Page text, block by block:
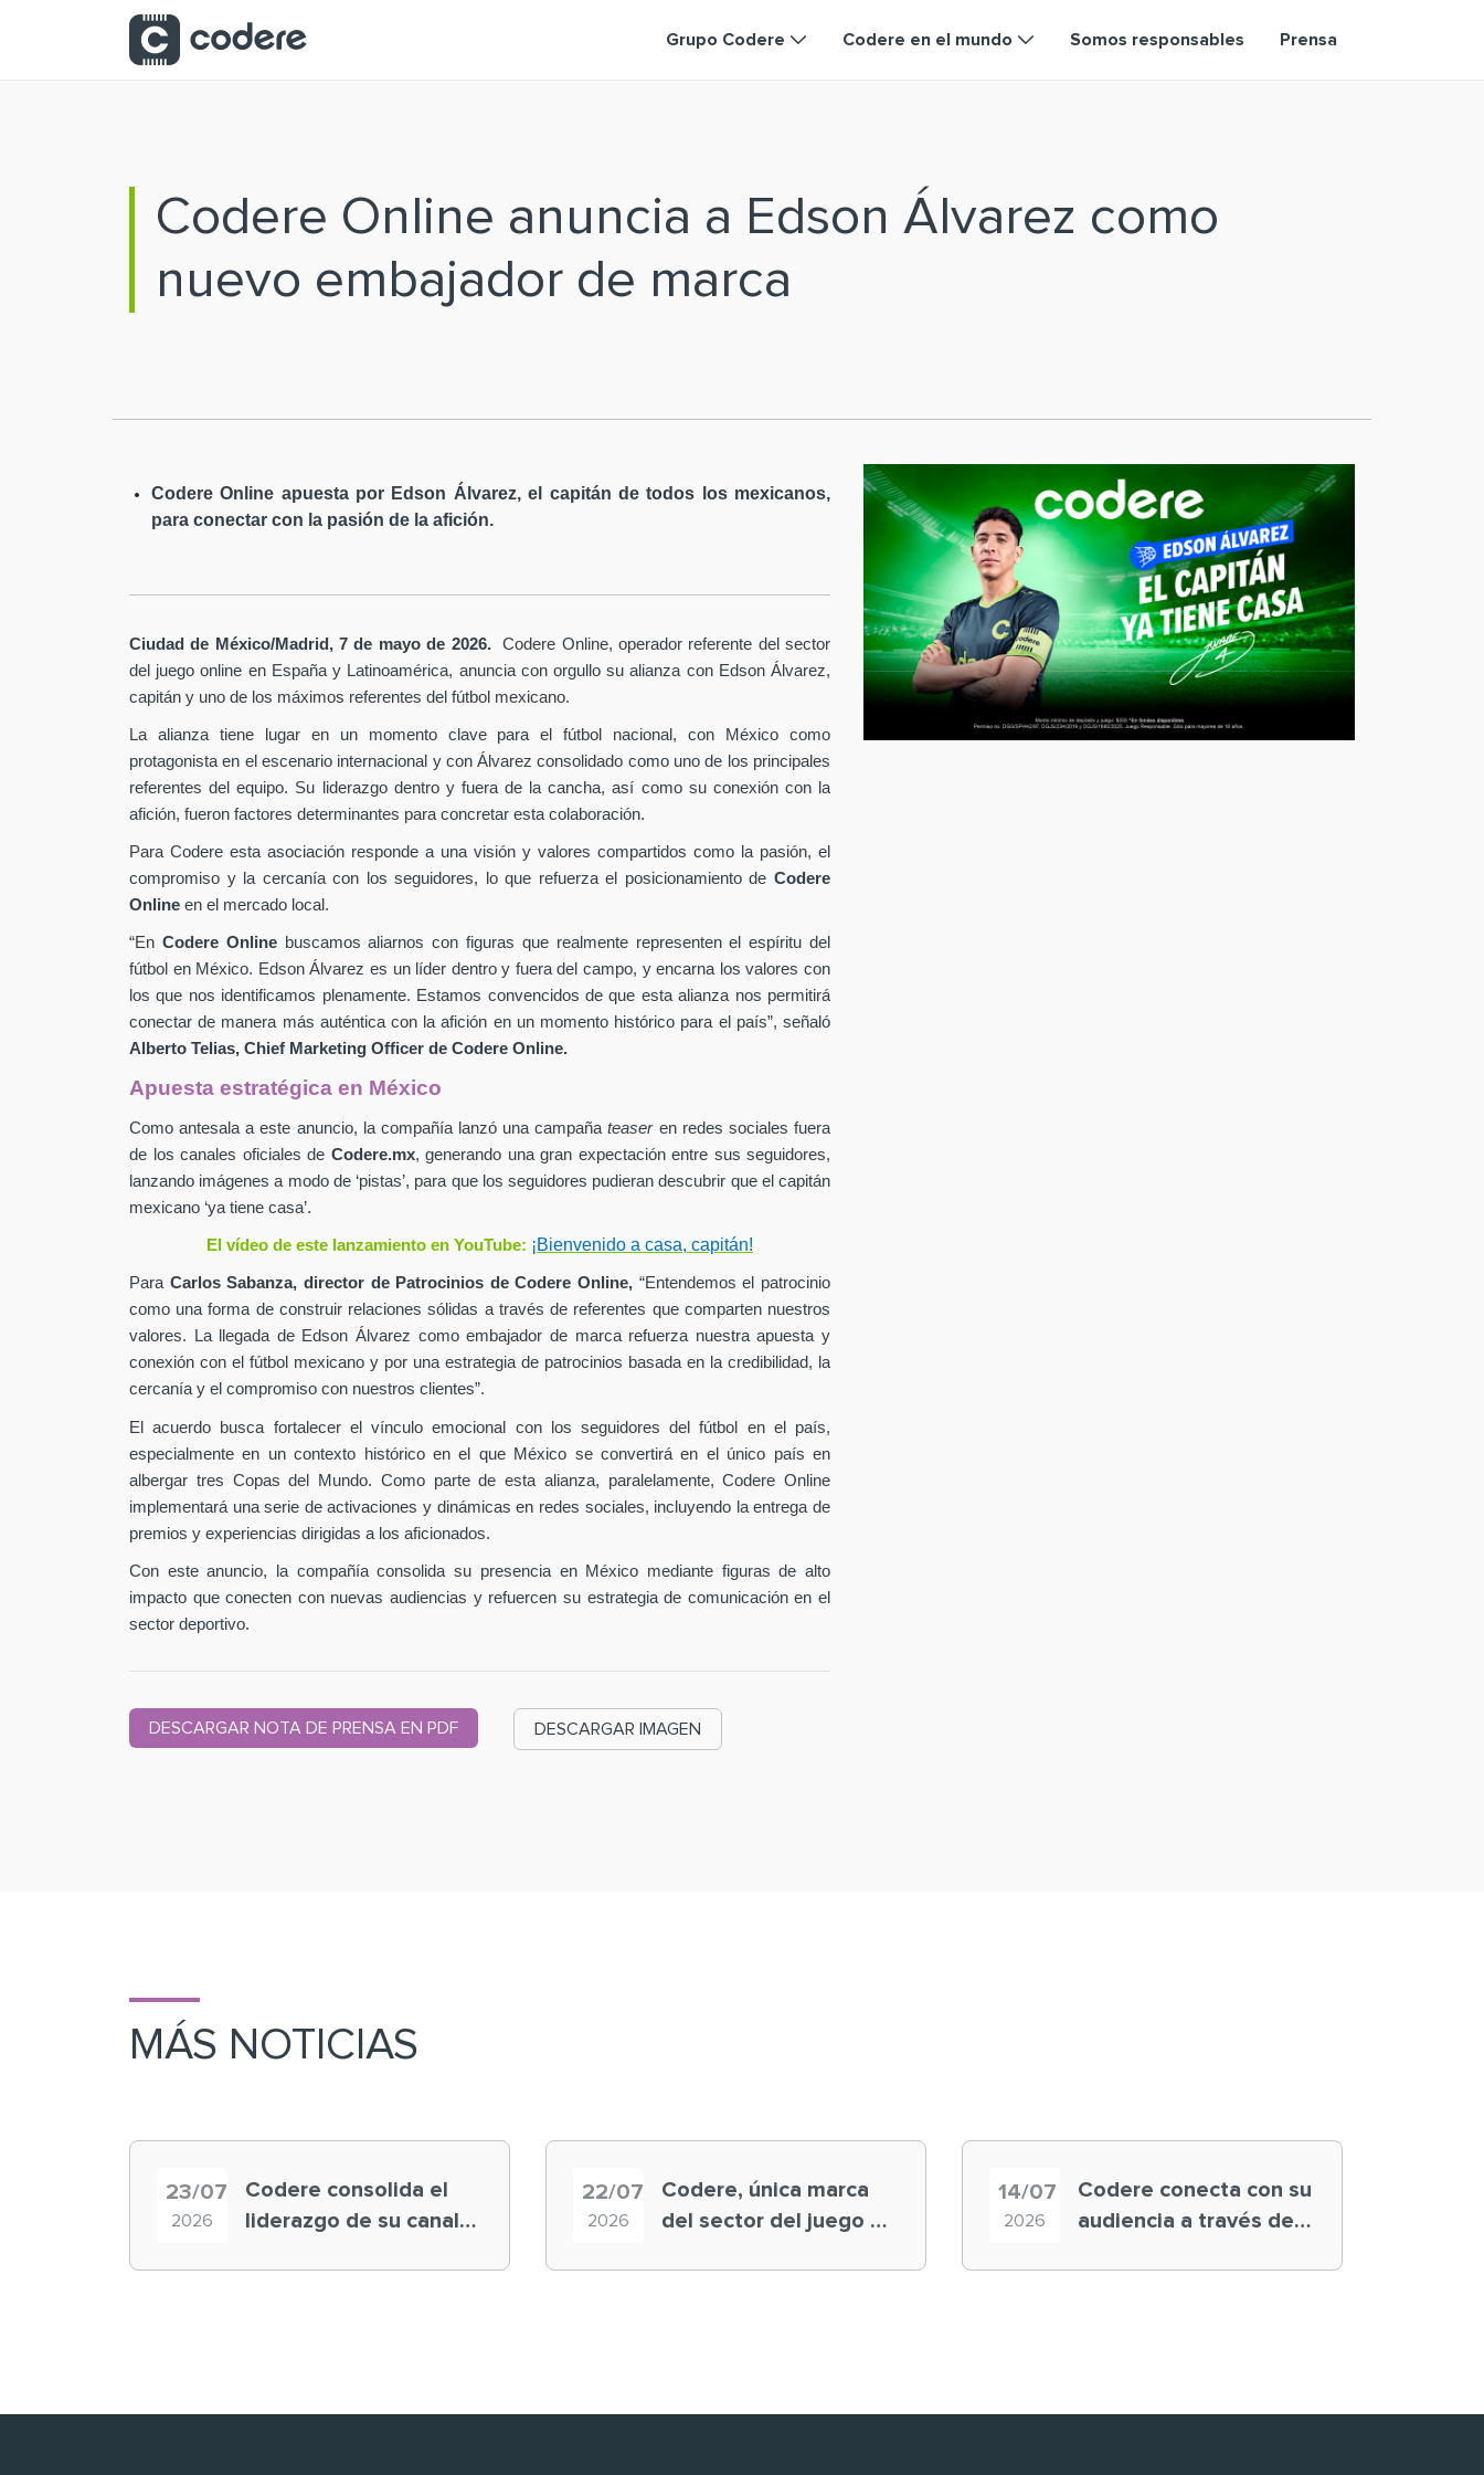
Saltar al contenido principal
Grupo Codere Codere en el mundo Somos responsables Prensa
Codere Online anuncia a Edson Álvarez como
nuevo embajador de marca
Codere Online apuesta por Edson Álvarez, el capitán de todos los mexicanos,
para conectar con la pasión de la afición.
Ciudad de México/Madrid, 7 de mayo de 2026.Codere Online, operador referente del sector
del juego online en España y Latinoamérica, anuncia con orgullo su alianza con Edson Álvarez,
capitán y uno de los máximos referentes del fútbol mexicano.
La alianza tiene lugar en un momento clave para el fútbol nacional, con México como
protagonista en el escenario internacional y con Álvarez consolidado como uno de los principales
referentes del equipo. Su liderazgo dentro y fuera de la cancha, así como su conexión con la
afición, fueron factores determinantes para concretar esta colaboración.
Para Codere esta asociación responde a una visión y valores compartidos como la pasión, el
compromiso y la cercanía con los seguidores, lo que refuerza el posicionamiento de Codere
Online en el mercado local.
“En Codere Onlinebuscamos aliarnos con figuras que realmente representen el espíritu del
fútbol en México. Edson Álvarez es un líder dentro y fuera del campo, y encarna los valores con
los que nos identificamos plenamente. Estamos convencidos de que esta alianza nos permitirá
conectar de manera más auténtica con la afición en un momento histórico para el país”, señaló
Alberto Telias, Chief Marketing Officer de Codere Online.
Apuesta estratégica en México
Como antesala a este anuncio, la compañía lanzó una campañateaseren redes sociales fuera
de los canales oficiales de Codere.mx, generando una gran expectación entre sus seguidores,
lanzando imágenes a modo de ‘pistas’, para que los seguidores pudieran descubrir que el capitán
mexicano ‘ya tiene casa’.
El vídeo de este lanzamiento en YouTube: ¡Bienvenido a casa, capitán!
Para Carlos Sabanza, director de Patrocinios de Codere Online, “Entendemos el patrocinio
como una forma de construir relaciones sólidas a través de referentes que comparten nuestros
valores. La llegada de Edson Álvarez como embajador de marca refuerza nuestra apuesta y
conexión con el fútbol mexicano y por una estrategia de patrocinios basada en la credibilidad, la
cercanía y el compromiso con nuestros clientes”.
El acuerdo busca fortalecer el vínculo emocional con los seguidores del fútbol en el país,
especialmente en un contexto histórico en el que México se convertirá en el único país en
albergar tres Copas del Mundo. Como parte de esta alianza, paralelamente, Codere Online
implementará una serie de activaciones y dinámicas en redes sociales, incluyendo la entrega de
premios y experiencias dirigidas a los aficionados.
Con este anuncio, la compañía consolida su presencia en México mediante figuras de alto
impacto que conecten con nuevas audiencias y refuercen su estrategia de comunicación en el
sector deportivo.
DESCARGAR NOTA DE PRENSA EN PDF DESCARGAR IMAGEN
MÁS NOTICIAS
23/07
2026
Codere consolida el
liderazgo de su canal
22/07
2026
Codere, única marca
del sector del juego en
14/07
2026
Codere conecta con su
audiencia a través de